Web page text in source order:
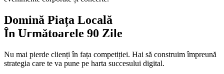
Domină Piața Locală
În Următoarele 90 Zile
Nu mai pierde clienți în fața competiției. Hai să construim împreună
strategia care te va pune pe harta succesului digital.